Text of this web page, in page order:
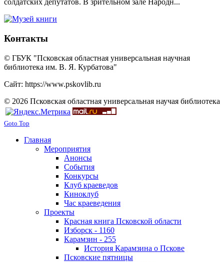
солдатских депутатов. В зрительном зале Народн...
Контакты
© ГБУК "Псковская областная универсальная научная
библиотека им. В. Я. Курбатова"
Сайт: https://www.pskovlib.ru
© 2026 Псковская областная универсальная научая библиотека
Goto Top
Главная
Мероприятия
Анонсы
События
Конкурсы
Клуб краеведов
Киноклуб
Час краеведения
Проекты
Красная книга Псковской области
Изборск - 1160
Карамзин - 255
История Карамзина о Пскове
Псковские пятницы